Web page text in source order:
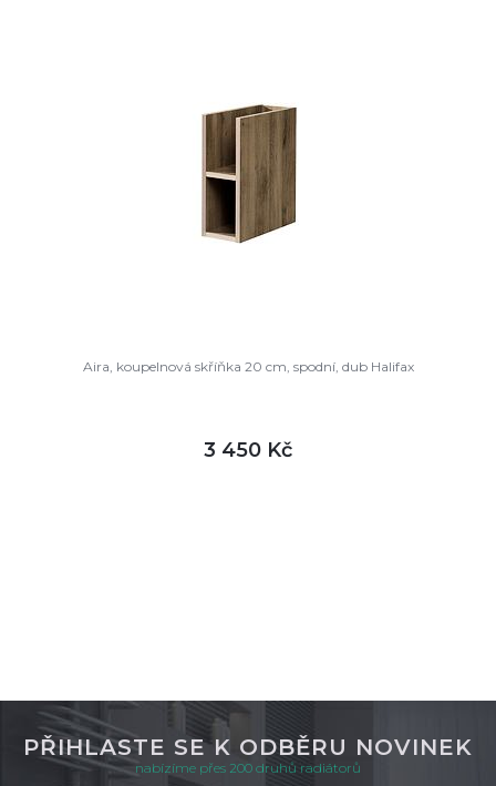
Aira, koupelnová skříňka 20 cm, spodní, dub Halifax
3 450 Kč
PŘIHLASTE SE K ODBĚRU NOVINEK
nabízíme přes 200 druhů radiátorů